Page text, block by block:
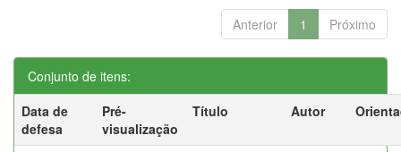
Anterior 1 Próximo
Conjunto de itens:
Data de
defesa
Pré-
visualização
Título Autor